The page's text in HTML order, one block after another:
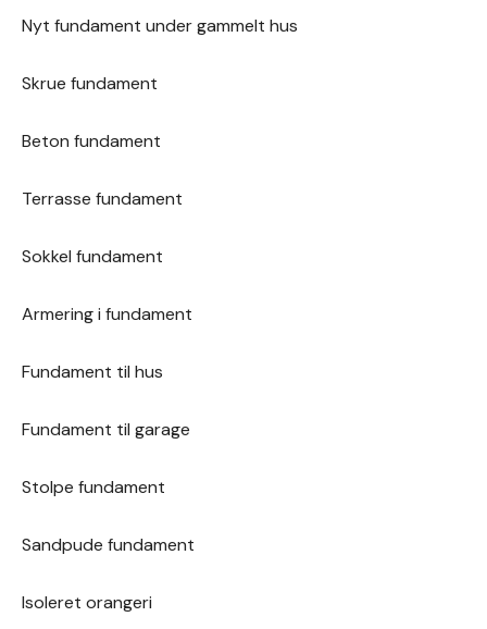
anvisninger for at beskytte den mod frostskader.
Nyt fundament under gammelt hus
Skrue fundament
Beton fundament
Terrasse fundament
Sokkel fundament
Armering i fundament
Fundament til hus
Fundament til garage
Stolpe fundament
Sandpude fundament
Isoleret orangeri